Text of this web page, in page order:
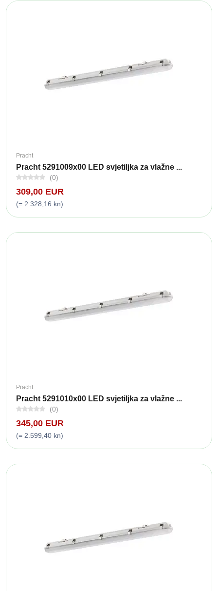
Pracht
Pracht 5291009x00 LED svjetiljka za vlažne ...
(0)
309,00 EUR
(= 2.328,16 kn)
Pracht
Pracht 5291010x00 LED svjetiljka za vlažne ...
(0)
345,00 EUR
(= 2.599,40 kn)